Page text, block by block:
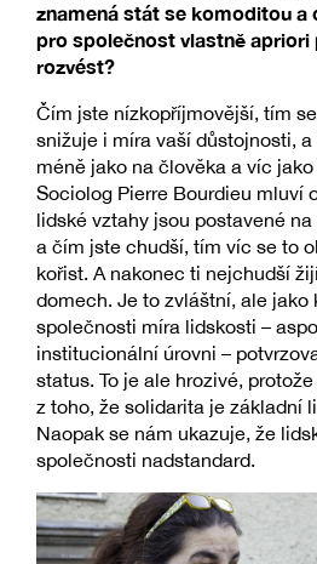
znamená stát se komoditou a
pro společnost vlastně apriori
rozvést?
Čím jste nízkopříjmovější, tím
snižuje i míra vaší důstojnosti,
méně jako na člověka a víc
Sociolog Pierre Bourdieu mluví
lidské vztahy jsou postavené
a čím jste chudší, tím víc se to
kořist. A nakonec ti nejchudší
domech. Je to zvláštní, ale jako
společnosti míra lidskosti –
institucionální úrovni –
status. To je ale hrozivé,
z toho, že solidarita je základní
Naopak se nám ukazuje, že
společnosti nadstandard.